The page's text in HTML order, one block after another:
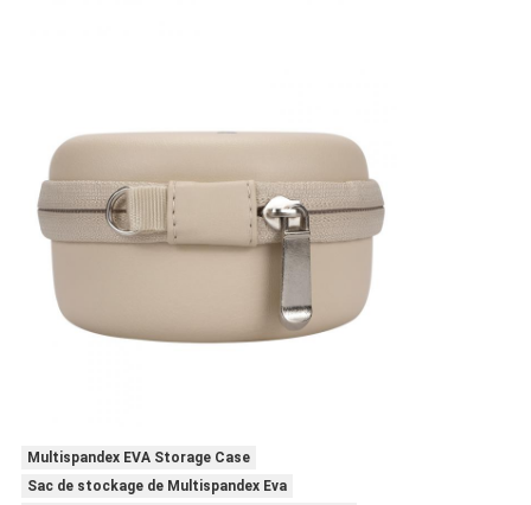
Multispandex EVA Storage Case
Sac de stockage de Multispandex Eva